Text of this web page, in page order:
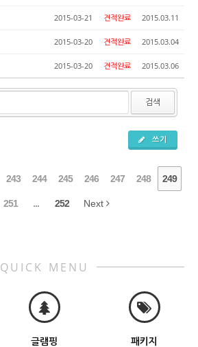
2015-03-21 견적완료 2015.03.11
2015-03-20 견적완료 2015.03.04
2015-03-20 견적완료 2015.03.06
검색
쓰기
243 244 245 246 247 248 249
251 ... 252 Next
QUICK MENU
글램핑 패키지